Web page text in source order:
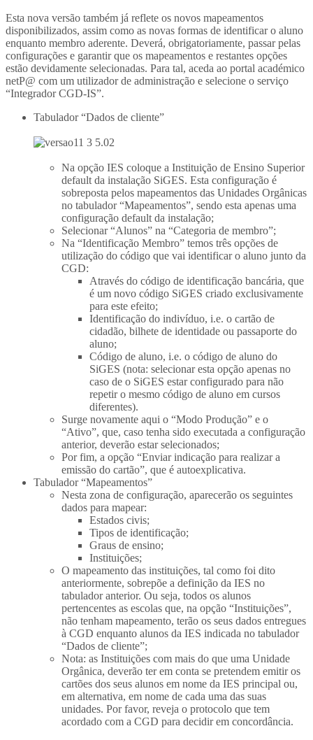
Esta nova versão também já reflete os novos mapeamentos
disponibilizados, assim como as novas formas de identificar o aluno
enquanto membro aderente. Deverá, obrigatoriamente, passar pelas
configurações e garantir que os mapeamentos e restantes opções
estão devidamente selecionadas. Para tal, aceda ao portal académico
netP@ com um utilizador de administração e selecione o serviço
“Integrador CGD-IS”.
Tabulador “Dados de cliente”
Na opção IES coloque a Instituição de Ensino Superior
default da instalação SiGES. Esta configuração é
sobreposta pelos mapeamentos das Unidades Orgânicas
no tabulador “Mapeamentos”, sendo esta apenas uma
configuração default da instalação;
Selecionar “Alunos” na “Categoria de membro”;
Na “Identificação Membro” temos três opções de
utilização do código que vai identificar o aluno junto da
CGD:
Através do código de identificação bancária, que
é um novo código SiGES criado exclusivamente
para este efeito;
Identificação do indivíduo, i.e. o cartão de
cidadão, bilhete de identidade ou passaporte do
aluno;
Código de aluno, i.e. o código de aluno do
SiGES (nota: selecionar esta opção apenas no
caso de o SiGES estar configurado para não
repetir o mesmo código de aluno em cursos
diferentes).
Surge novamente aqui o “Modo Produção” e o
“Ativo”, que, caso tenha sido executada a configuração
anterior, deverão estar selecionados;
Por fim, a opção “Enviar indicação para realizar a
emissão do cartão”, que é autoexplicativa.
Tabulador “Mapeamentos”
Nesta zona de configuração, aparecerão os seguintes
dados para mapear:
Estados civis;
Tipos de identificação;
Graus de ensino;
Instituições;
O mapeamento das instituições, tal como foi dito
anteriormente, sobrepõe a definição da IES no
tabulador anterior. Ou seja, todos os alunos
pertencentes as escolas que, na opção “Instituições”,
não tenham mapeamento, terão os seus dados entregues
à CGD enquanto alunos da IES indicada no tabulador
“Dados de cliente”;
Nota: as Instituições com mais do que uma Unidade
Orgânica, deverão ter em conta se pretendem emitir os
cartões dos seus alunos em nome da IES principal ou,
em alternativa, em nome de cada uma das suas
unidades. Por favor, reveja o protocolo que tem
acordado com a CGD para decidir em concordância.